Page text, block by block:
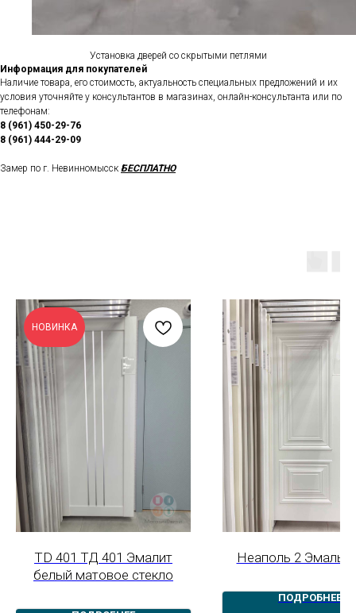
Установка дверей со скрытыми петлями
Информация для покупателей
Наличие товара, его стоимость, актуальность специальных предложений и их
условия уточняйте у консультантов в магазинах, онлайн-консультанта или по
телефонам:
8 (961) 450-29-76
8 (961) 444-29-09
Замер по г. Невинномысск БЕСПЛАТНО
НОВИНКА
TD 401 ТД 401 Эмалит
белый матовое стекло
Неаполь 2 Эмаль
ПОДРОБНЕЕ